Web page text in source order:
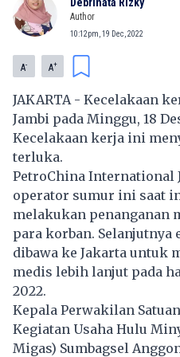
Author
10:12pm, 19 Dec, 2022
A- A+
JAKARTA - Kecelakaan
Jambi pada Minggu, 18
Kecelakaan kerja ini
terluka.
PetroChina International
operator sumur ini saat
melakukan penanganan
para korban. Selanjutnya
dibawa ke Jakarta untuk
medis lebih lanjut pada
2022.
Kepala Perwakilan
Kegiatan Usaha Hulu
Migas) Sumbagsel